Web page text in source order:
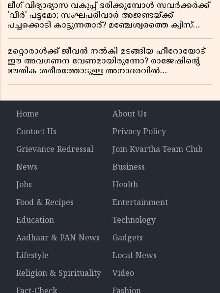
ലീഗ് വിദ്യാഭ്യാസ വകുപ്പ് ഭരിക്കുമ്പോൾ സവർക്കർക്ക്
'വീർ' പട്ടമോ; സംഘപരിവാർ അജണ്ടയ്ക്ക്
പച്ചക്കൊടി കാട്ടുന്നതാര്? മഞ്ചേശ്വരത്തെ ക്വിസ്
മറ്റൊരാൾക്ക് ജീവൻ നൽകി മടങ്ങിയ ഹീറോയോട്
ഈ അവഗണന വേണമായിരുന്നോ? രാജേഷിൻ്റെ
ഭൗതിക ശരീരത്തോടുള്ള അനാദരവിൽ
Home
About Us
Contact Us
Privacy Policy
Grievance Redressal
Join Kvartha Team Club
News
Business
Jobs
Health
Food & Recipes
Entertainment
Education
Technology
Aadhaar & PAN News
Gadgets
Lifestyle
Local-News
Religion & Spirituality
Video